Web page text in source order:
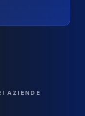
AZIENDE